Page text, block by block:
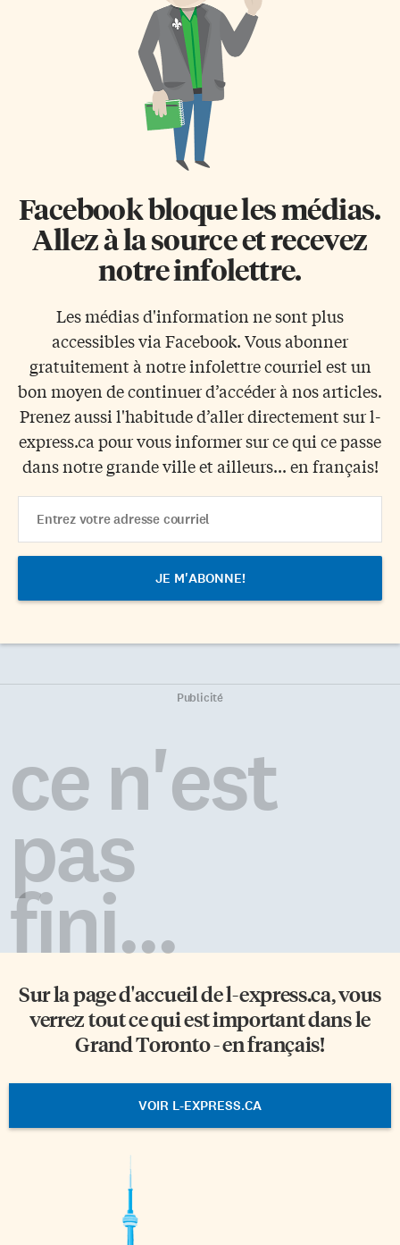
Facebook bloque les médias.
Allez à la source et recevez
notre infolettre.
Les médias d'information ne sont plus
accessibles via Facebook. Vous abonner
gratuitement à notre infolettre courriel est un
bon moyen de continuer d’accéder à nos articles.
Prenez aussi l'habitude d’aller directement sur l-
express.ca pour vous informer sur ce qui ce passe
dans notre grande ville et ailleurs... en français!
Address
Publicité
ce n'est
pas
fini...
Sur la page d'accueil del-express.ca, vous
verrez tout ce qui est important dans le
Grand Toronto - en français!
VOIR L-EXPRESS.CA